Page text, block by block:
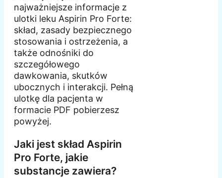
najważniejsze informacje z
ulotki leku Aspirin Pro Forte:
skład, zasady bezpiecznego
stosowania i ostrzeżenia, a
także odnośniki do
szczegółowego
dawkowania, skutków
ubocznych i interakcji. Pełną
ulotkę dla pacjenta w
formacie PDF pobierzesz
powyżej.
Jaki jest skład Aspirin
Pro Forte, jakie
substancje zawiera?